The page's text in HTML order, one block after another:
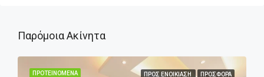
Παρόμοια Ακίνητα
ΠΡΟΤΕΙΝΌΜΕΝΑ ΠΡΟΣ ΕΝΟΙΚΊΑΣΗ ΠΡΟΣΦΟΡΆ